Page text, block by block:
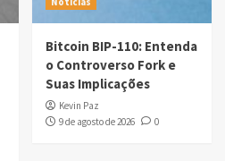
Bitcoin BIP-110: Entenda
o Controverso Fork e
Suas Implicações
Kevin Paz
9 de agosto de 2026
0